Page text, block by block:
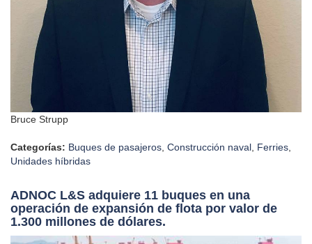
Bruce Strupp
Categorías: Buques de pasajeros Construcción naval Ferries
Unidades híbridas
ADNOC L&S adquiere 11 buques en una
operación de expansión de flota por valor de
1.300 millones de dólares.